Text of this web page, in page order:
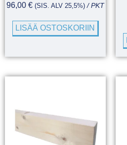
96,00 € (SIS. ALV 25,5%) / PKT
LISÄÄ OSTOSKORIIN